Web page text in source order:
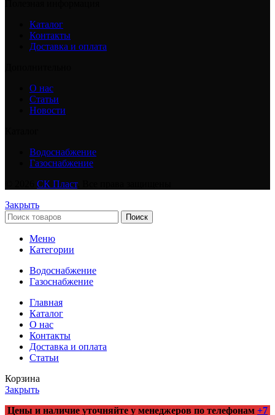
Каталог
Контакты
Доставка и оплата
О нас
Статьи
Новости
Водоснабжение
Газоснабжение
СК Пласт. Все права защищены
Закрыть
Поиск
Меню
Категории
Водоснабжение
Газоснабжение
Главная
Каталог
О нас
Контакты
Доставка и оплата
Статьи
Корзина
Закрыть
Цены и наличие уточняйте у менеджеров по телефонам +7